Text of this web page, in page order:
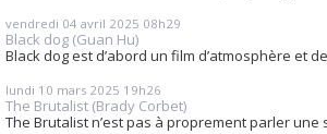
vendredi 04 avril 2025 08h29
Black dog (Guan Hu)
Black dog est d’abord un film d’atmosphère et
lundi 10 mars 2025 19h26
The Brutalist (Brady Corbet)
The Brutalist n’est pas à proprement parler une